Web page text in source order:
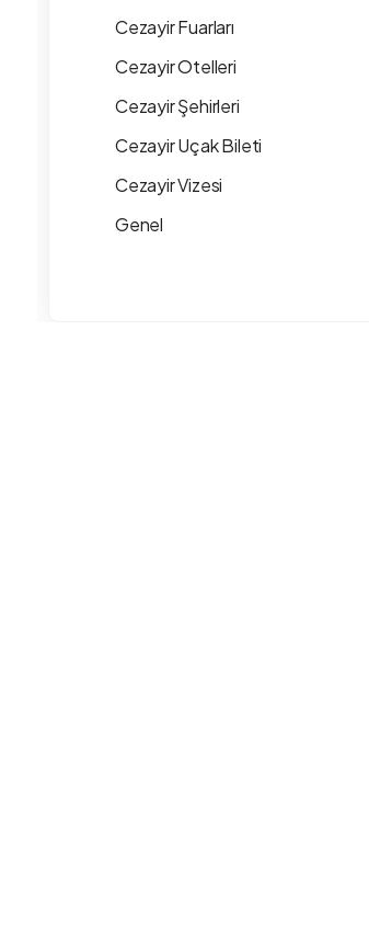
Cezayir Fuarları
Cezayir Otelleri
Cezayir Şehirleri
Cezayir Uçak Bileti
Cezayir Vizesi
Genel